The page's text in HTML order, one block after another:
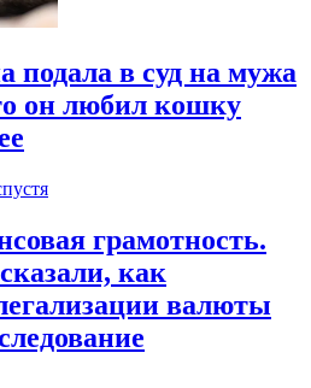
подала в суд на мужа
он любил кошку
грамотность.
как
валюты